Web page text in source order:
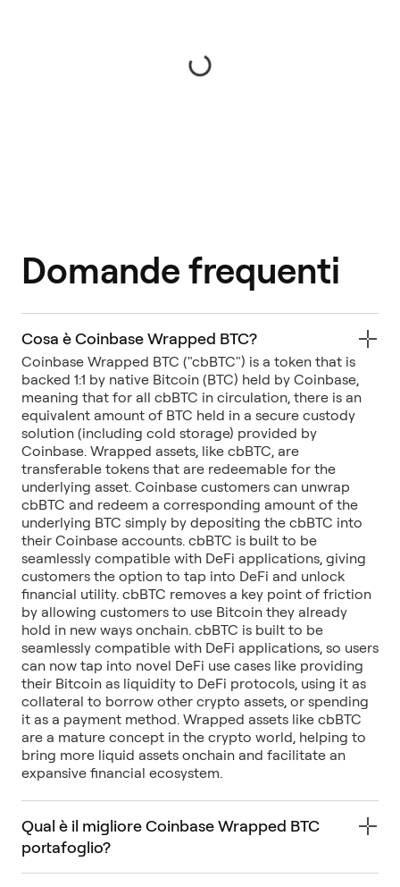
Domande frequenti
Cosa è Coinbase Wrapped BTC?
Coinbase Wrapped BTC ("cbBTC") is a token that is
backed 1:1 by native Bitcoin (BTC) held by Coinbase,
meaning that for all cbBTC in circulation, there is an
equivalent amount of BTC held in a secure custody
solution (including cold storage) provided by
Coinbase. Wrapped assets, like cbBTC, are
transferable tokens that are redeemable for the
underlying asset. Coinbase customers can unwrap
cbBTC and redeem a corresponding amount of the
underlying BTC simply by depositing the cbBTC into
their Coinbase accounts. cbBTC is built to be
seamlessly compatible with DeFi applications, giving
customers the option to tap into DeFi and unlock
financial utility. cbBTC removes a key point of friction
by allowing customers to use Bitcoin they already
hold in new ways onchain. cbBTC is built to be
seamlessly compatible with DeFi applications, so users
can now tap into novel DeFi use cases like providing
their Bitcoin as liquidity to DeFi protocols, using it as
collateral to borrow other crypto assets, or spending
it as a payment method. Wrapped assets like cbBTC
are a mature concept in the crypto world, helping to
bring more liquid assets onchain and facilitate an
Qual è il migliore Coinbase Wrapped BTC
portafoglio?